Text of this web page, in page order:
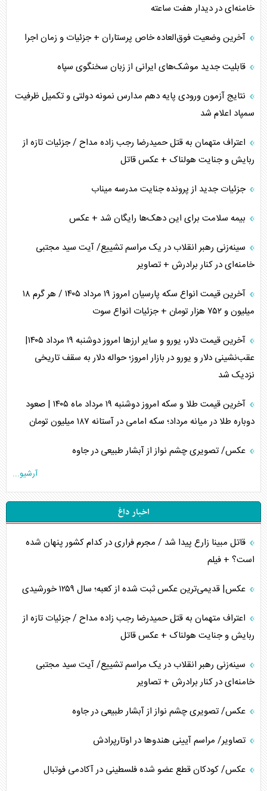
خامنه‌ای در دیدار هفت ساعته
آخرین وضعیت فوق‌العاده خاص پرستاران + جزئیات و زمان اجرا
قابلیت جدید موشک‌های ایرانی از زبان سخنگوی سپاه
نتایج آزمون ورودی پایه دهم مدارس نمونه دولتی و تکمیل ظرفیت
سمپاد اعلام شد
اعتراف متهمان به قتل حمیدرضا رجب زاده مداح / جزئیات تازه از
ربایش و جنایت هولناک + عکس قاتل
جزئیات جدید از پرونده جنایت مدرسه میناب
بیمه سلامت برای این دهک‌ها رایگان شد + عکس
سینه‌زنی رهبر انقلاب در یک مراسم تشییع/ آیت سید مجتبی
خامنه‌ای در کنار برادرش + تصاویر
آخرین قیمت انواع سکه پارسیان امروز ۱۹ مرداد ۱۴۰۵ / هر گرم ۱۸
میلیون و ۷۵۲ هزار تومان + جزئیات انواع سوت
آخرین قیمت دلار، یورو و سایر ارز‌ها امروز دوشنبه ۱۹ مرداد ۱۴۰۵|
عقب‌نشینی دلار و یورو در بازار امروز؛ حواله دلار به سقف تاریخی
نزدیک شد
آخرین قیمت طلا و سکه امروز دوشنبه ۱۹ مرداد ماه ۱۴۰۵ | صعود
دوباره طلا در میانه مرداد؛ سکه امامی در آستانه ۱۸۷ میلیون تومان
عکس/ تصویری چشم نواز از آبشار طبیعی در جاوه
آرشیو...
اخبار داغ
قاتل مبینا زارع پیدا شد / مجرم فراری در کدام کشور پنهان شده
است؟ + فیلم
عکس| قدیمی‌ترین عکس ثبت شده از کعبه؛ سال ۱۲۵۹ خورشیدی
اعتراف متهمان به قتل حمیدرضا رجب زاده مداح / جزئیات تازه از
ربایش و جنایت هولناک + عکس قاتل
سینه‌زنی رهبر انقلاب در یک مراسم تشییع/ آیت سید مجتبی
خامنه‌ای در کنار برادرش + تصاویر
عکس/ تصویری چشم نواز از آبشار طبیعی در جاوه
تصاویر/ مراسم آیینی هندو‌ها در اوتارپرادش
عکس/ کودکان قطع عضو شده فلسطینی در آکادمی فوتبال